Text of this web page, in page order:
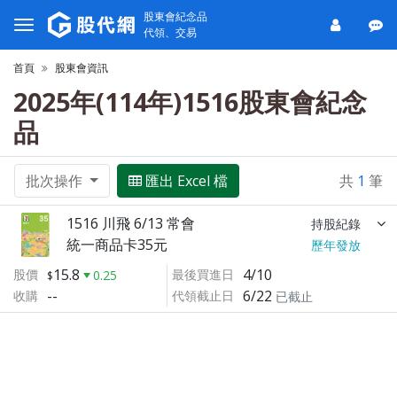
股東會紀念品
代領、交易
首頁 股東會資訊
2025年(114年)1516股東會紀念
品
批次操作 匯出 Excel 檔 共 1 筆
1516 川飛 6/13 常會 持股紀錄
統一商品卡35元
歷年發放
股價
15.8
0.25
收購 --
最後買進日 4/10
代領截止日 6/22 已截止